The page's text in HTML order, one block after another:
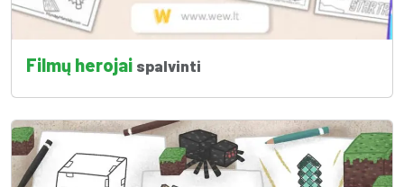
Filmų herojai spalvinti